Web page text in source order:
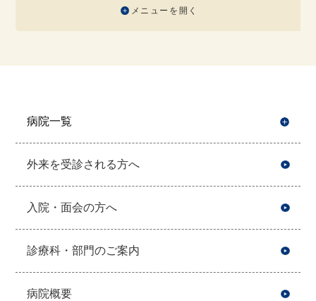
メニューを開く
病院一覧
外来を受診される方へ
入院・面会の方へ
診療科・部門のご案内
病院概要